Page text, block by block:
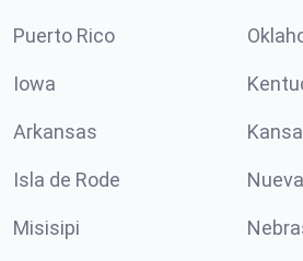
Puerto Rico
Iowa
Arkansas
Isla de Rode
Misisipi